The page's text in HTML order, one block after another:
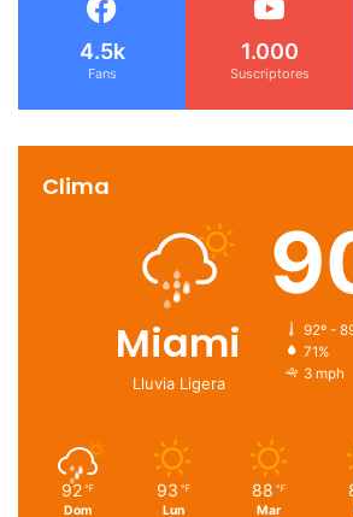
4.5k
Fans
1.000
Suscriptores
Clima
Miami
Lluvia Ligera
92º -
71%
3 mph
92 ℉
Dom
93 ℉
Lun
88 ℉
Mar